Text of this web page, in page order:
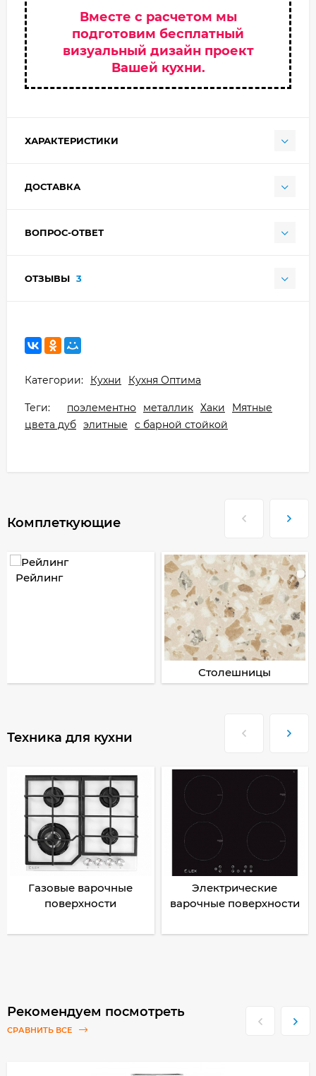
Вместе с расчетом мы
подготовим бесплатный
визуальный дизайн проект
Вашей кухни.
ХАРАКТЕРИСТИКИ
ДОСТАВКА
ВОПРОС-ОТВЕТ
ОТЗЫВЫ 3
Категории: Кухни Кухня Оптима
Теги: поэлементно металлик Хаки
Мятные
цвета дуб элитные с барной стойкой
Комплеткующие
Рейлинг
Столешницы
Техника для кухни
Газовые варочные
поверхности
Электрические
варочные поверхности
Рекомендуем посмотреть
СРАВНИТЬ ВСЕ